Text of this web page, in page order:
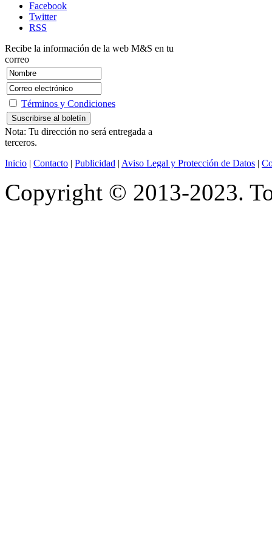
Facebook
Twitter
RSS
Recibe la información de la web M&S en tu
correo
Términos y Condiciones
Nota: Tu dirección no será entregada a
terceros.
Inicio | Contacto | Publicidad | Aviso Legal y Protección de Datos |
Copyright © 2013-2023.